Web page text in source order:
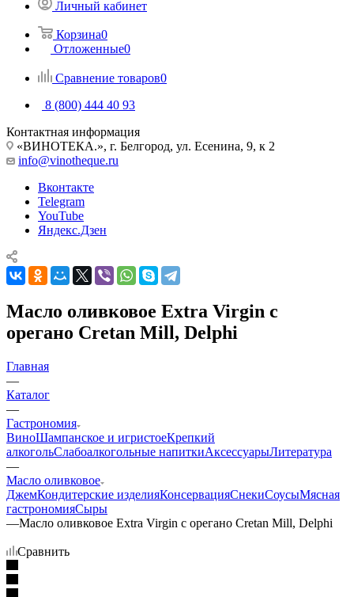
Личный кабинет
Корзина0
Отложенные0
Сравнение товаров0
8 (800) 444 40 93
Контактная информация
«ВИНОТЕКА.», г. Белгород, ул. Есенина, 9, к 2
info@vinotheque.ru
Вконтакте
Telegram
YouTube
Яндекс.Дзен
Масло оливковое Extra Virgin с
орегано Cretan Mill, Delphi
Главная
—
Каталог
—
Гастрономия
ВиноШампанское и игристоеКрепкий
алкогольСлабоалкогольные напиткиАксессуарыЛитература
—
Масло оливковое
ДжемКондитерские изделияКонсервацияСнекиСоусыМясная
гастрономияСыры
—Масло оливковое Extra Virgin с орегано Cretan Mill, Delphi
Сравнить